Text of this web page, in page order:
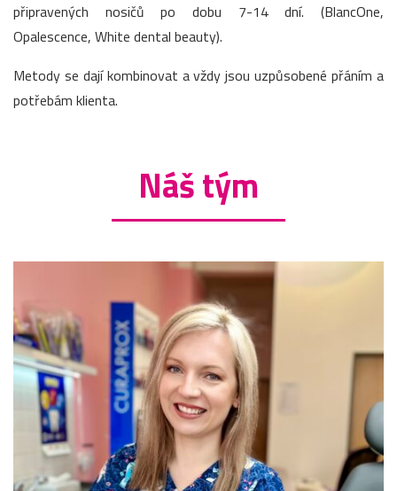
připravených nosičů po dobu 7-14 dní. (BlancOne,
Opalescence, White dental beauty).
Metody se dají kombinovat a vždy jsou uzpůsobené přáním a
potřebám klienta.
Náš tým